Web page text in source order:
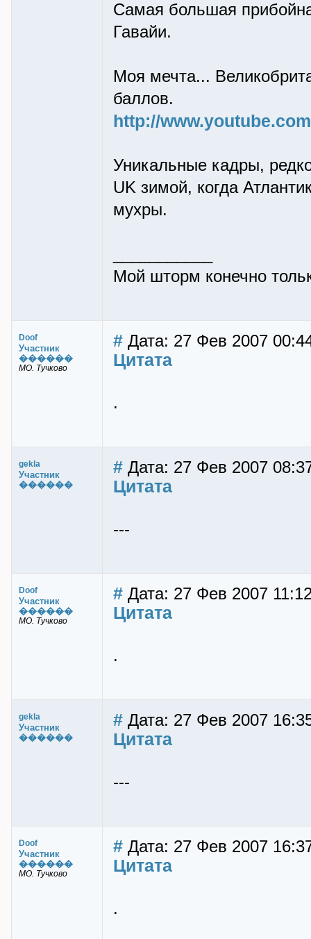
Самая большая
Гавайи.
Моя мечта...
баллов.
http://
Уникальные кадры,
UK зимой, когда
мухры.
Мой шторм конечно
Doof
Участник
������
МО. Тучково
# Дата: 27 Фев 2007
Цитата
.
gekla
Участник
������
# Дата: 27 Фев 2007
Цитата
---
Doof
Участник
������
МО. Тучково
# Дата: 27 Фев 2007
Цитата
.
gekla
Участник
������
# Дата: 27 Фев 2007
Цитата
---
Doof
Участник
������
МО. Тучково
# Дата: 27 Фев 2007
Цитата
.